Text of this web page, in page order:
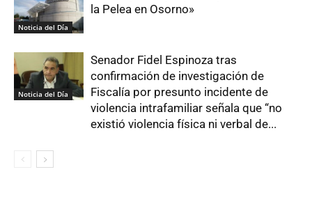
Noticia del Día
la Pelea en Osorno»
Noticia del Día
Senador Fidel Espinoza tras
confirmación de investigación de
Fiscalía por presunto incidente de
violencia intrafamiliar señala que “no
existió violencia física ni verbal de...